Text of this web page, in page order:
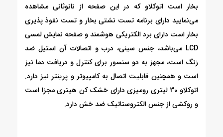
بخار است اتوکلاو که در این صفحه از نانوثانی مشاهده
می‌نمایید دارای برنامه تست نشتی بخار و تست نفوذ پذیری
بخار است دارای برد الکتریکی هوشمند و صفحه نمایش لمسی
LCD می‌باشد، جنس سینی، درب و اتصالات آن استیل ضد
زنگ است، مجهز به دو سنسور برای کنترل و دریافت دما نیز
است و همچنین قابلیت اتصال به کامپیوتر و پرینتر نیز دارد.
اتوکلاو 30 لیتری رومیزی دارای خشک کن هیتری مجزا است
و روکشی از جنس الکتروستاتیک ضد خش دارد.